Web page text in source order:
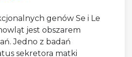
genów Se i Le
jest obszarem
Jedno z badań
sekretora matki